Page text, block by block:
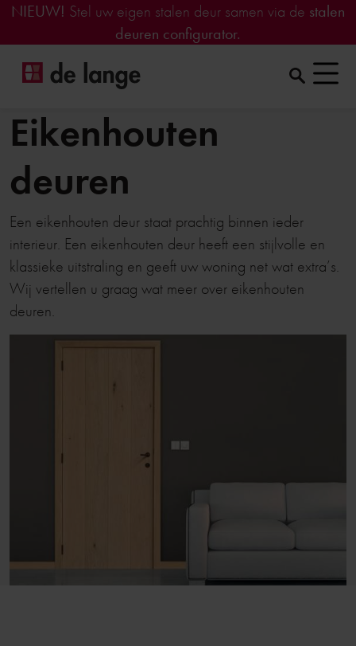
NIEUW! Stel uw eigen stalen deur samen via de stalen
deuren configurator.
Eikenhouten
deuren
Een eikenhouten deur staat prachtig binnen ieder
interieur. Een eikenhouten deur heeft een stijlvolle en
klassieke uitstraling en geeft uw woning net wat extra’s.
Wij vertellen u graag wat meer over eikenhouten
deuren.